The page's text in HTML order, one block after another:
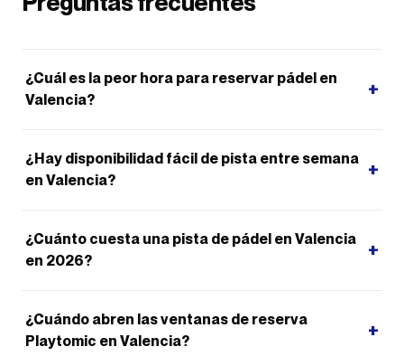
¿Cuál es la peor hora para reservar pádel en
Valencia?
+
¿Hay disponibilidad fácil de pista entre semana
en Valencia?
+
¿Cuánto cuesta una pista de pádel en Valencia
en 2026?
+
¿Cuándo abren las ventanas de reserva
Playtomic en Valencia?
+